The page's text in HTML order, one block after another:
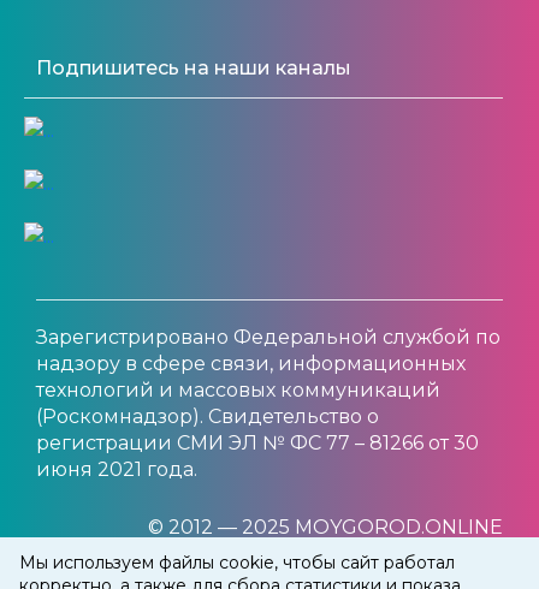
Мы используем файлы cookie, чтобы сайт работал
Подпишитесь на наши каналы
Зарегистрировано Федеральной службой по
надзору в сфере связи, информационных
технологий и массовых коммуникаций
(Роскомнадзор). Свидетельство о
регистрации СМИ ЭЛ № ФС 77 – 81266 от 30
июня 2021 года.
© 2012 — 2025 MOYGOROD.ONLINE